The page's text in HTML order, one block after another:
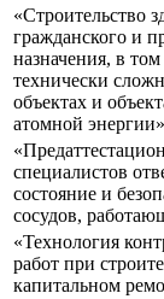
«Строительство
гражданского и
назначения, в
технически
объектах и
атомной энергии»
специалистов
состояние и
сосудов,
«Технология
работ при
капитальном